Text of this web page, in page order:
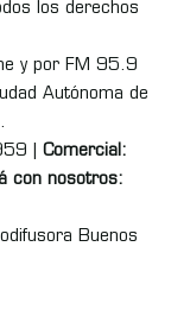
los derechos
y por FM 95.9
Autónoma de
| Comercial:
con nosotros:
Buenos